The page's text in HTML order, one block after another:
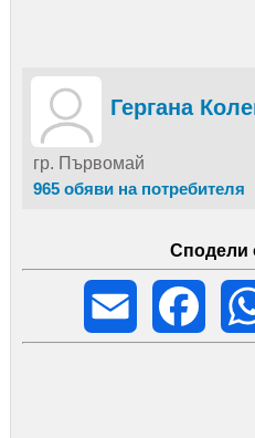
Гергана
гр. Първомай
965 обяви на потребителя
Сподели
Email